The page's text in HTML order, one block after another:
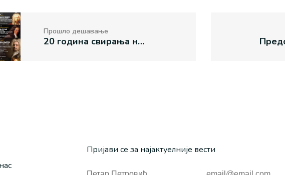
Прошло дешавање
20 година свирања на виола да гамби
Пријави се за најактуелније вести